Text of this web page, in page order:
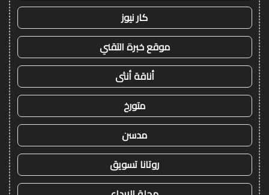
كار نيوز
موقع خبرة التقني
أناقة أنثى
متورخ
مدسن
روتانا تسويق